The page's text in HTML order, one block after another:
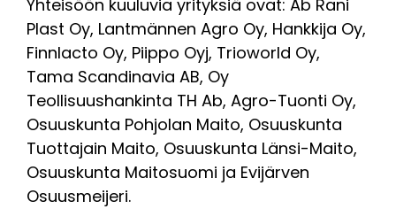
Yhteisöön kuuluvia yrityksiä ovat: Ab Rani
Plast Oy, Lantmännen Agro Oy, Hankkija Oy,
Finnlacto Oy, Piippo Oyj, Trioworld Oy,
Tama Scandinavia AB, Oy
Teollisuushankinta TH Ab, Agro-Tuonti Oy,
Osuuskunta Pohjolan Maito, Osuuskunta
Tuottajain Maito, Osuuskunta Länsi-Maito,
Osuuskunta Maitosuomi ja Evijärven
Osuusmeijeri.